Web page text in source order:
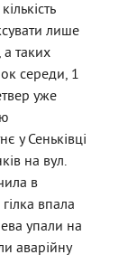
лише
а таких
середи, 1
уже
у Сеньківці
на вул.
в
впала
упали на
аварійну